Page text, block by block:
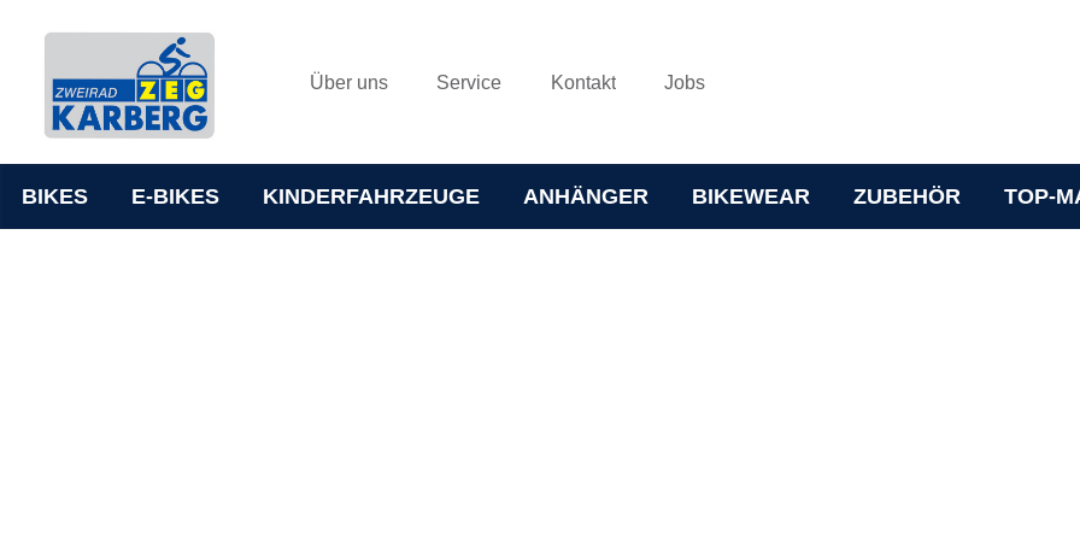
Über uns Service Kontakt Jobs
BIKES E-BIKES KINDERFAHRZEUGE ANHÄNGER BIKEWEAR ZUBEHÖR TOP-